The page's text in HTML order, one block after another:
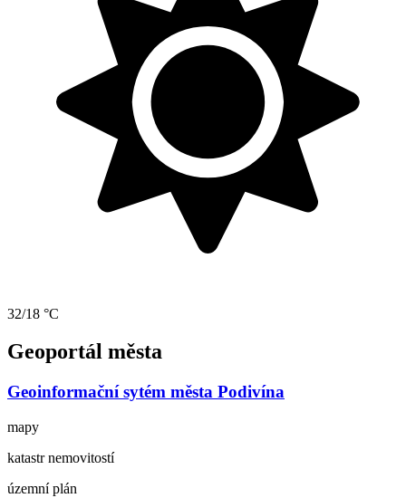
32/18 °C
Geoportál města
Geoinformační sytém města Podivína
mapy
katastr nemovitostí
územní plán